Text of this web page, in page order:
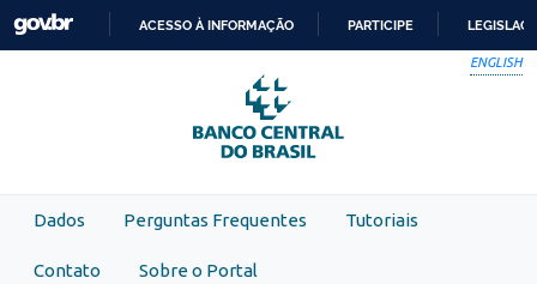
Skip to main content
PARA
O
CONTEÚDO
ACESSO À INFORMAÇÃO PARTICIPE
ENGLISH
Dados Perguntas Frequentes Tutoriais
Contato Sobre o Portal